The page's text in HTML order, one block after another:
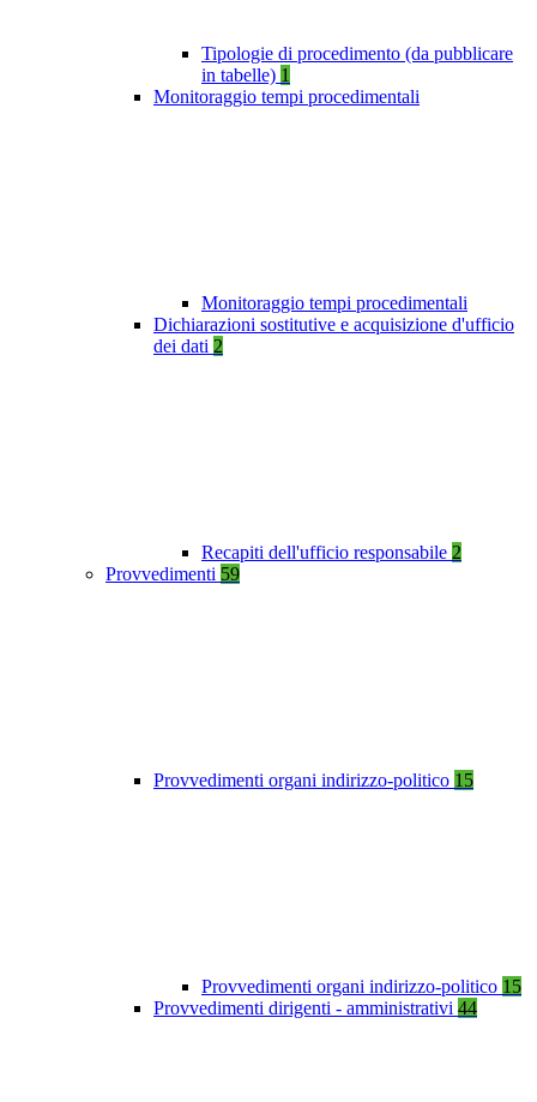
Tipologie di procedimento (da pubblicare
in tabelle) 1
Monitoraggio tempi procedimentali
Monitoraggio tempi procedimentali
Dichiarazioni sostitutive e acquisizione d'ufficio
dei dati 2
Recapiti dell'ufficio responsabile 2
Provvedimenti 59
Provvedimenti organi indirizzo-politico 15
Provvedimenti organi indirizzo-politico 15
Provvedimenti dirigenti - amministrativi 44